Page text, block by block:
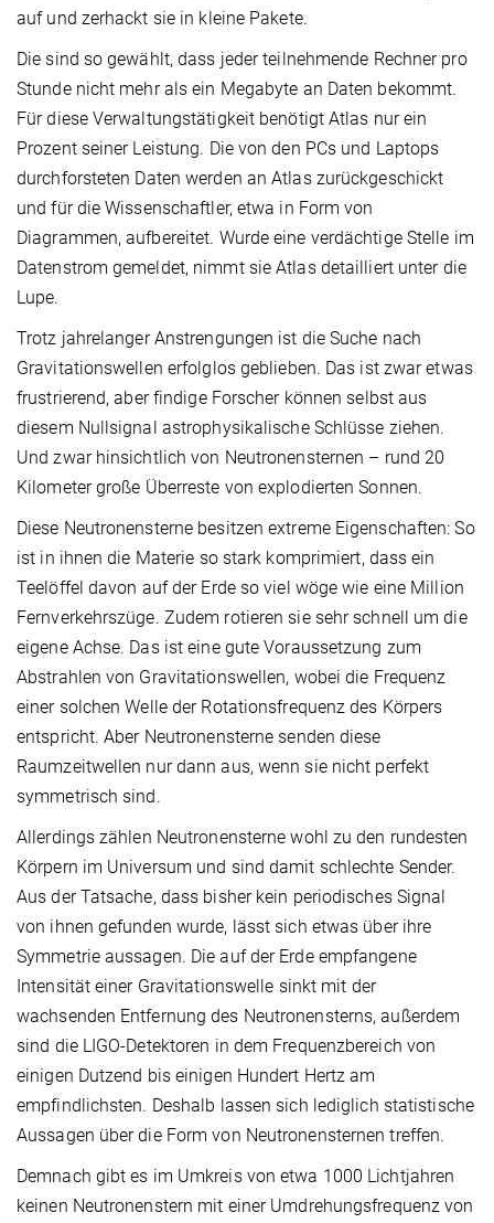
auf und zerhackt sie in kleine Pakete.
Die sind so gewählt, dass jeder teilnehmende Rechner pro
Stunde nicht mehr als ein Megabyte an Daten bekommt.
Für diese Verwaltungstätigkeit benötigt Atlas nur ein
Prozent seiner Leistung. Die von den PCs und Laptops
durchforsteten Daten werden an Atlas zurückgeschickt
und für die Wissenschaftler, etwa in Form von
Diagrammen, aufbereitet. Wurde eine verdächtige Stelle im
Datenstrom gemeldet, nimmt sie Atlas detailliert unter die
Lupe.
Trotz jahrelanger Anstrengungen ist die Suche nach
Gravitationswellen erfolglos geblieben. Das ist zwar etwas
frustrierend, aber findige Forscher können selbst aus
diesem Nullsignal astrophysikalische Schlüsse ziehen.
Und zwar hinsichtlich von Neutronensternen – rund 20
Kilometer große Überreste von explodierten Sonnen.
Diese Neutronensterne besitzen extreme Eigenschaften: So
ist in ihnen die Materie so stark komprimiert, dass ein
Teelöffel davon auf der Erde so viel wöge wie eine Million
Fernverkehrszüge. Zudem rotieren sie sehr schnell um die
eigene Achse. Das ist eine gute Voraussetzung zum
Abstrahlen von Gravitationswellen, wobei die Frequenz
einer solchen Welle der Rotationsfrequenz des Körpers
entspricht. Aber Neutronensterne senden diese
Raumzeitwellen nur dann aus, wenn sie nicht perfekt
symmetrisch sind.
Allerdings zählen Neutronensterne wohl zu den rundesten
Körpern im Universum und sind damit schlechte Sender.
Aus der Tatsache, dass bisher kein periodisches Signal
von ihnen gefunden wurde, lässt sich etwas über ihre
Symmetrie aussagen. Die auf der Erde empfangene
Intensität einer Gravitationswelle sinkt mit der
wachsenden Entfernung des Neutronensterns, außerdem
sind die LIGO-Detektoren in dem Frequenzbereich von
einigen Dutzend bis einigen Hundert Hertz am
empfindlichsten. Deshalb lassen sich lediglich statistische
Aussagen über die Form von Neutronensternen treffen.
Demnach gibt es im Umkreis von etwa 1000 Lichtjahren
keinen Neutronenstern mit einer Umdrehungsfrequenz von